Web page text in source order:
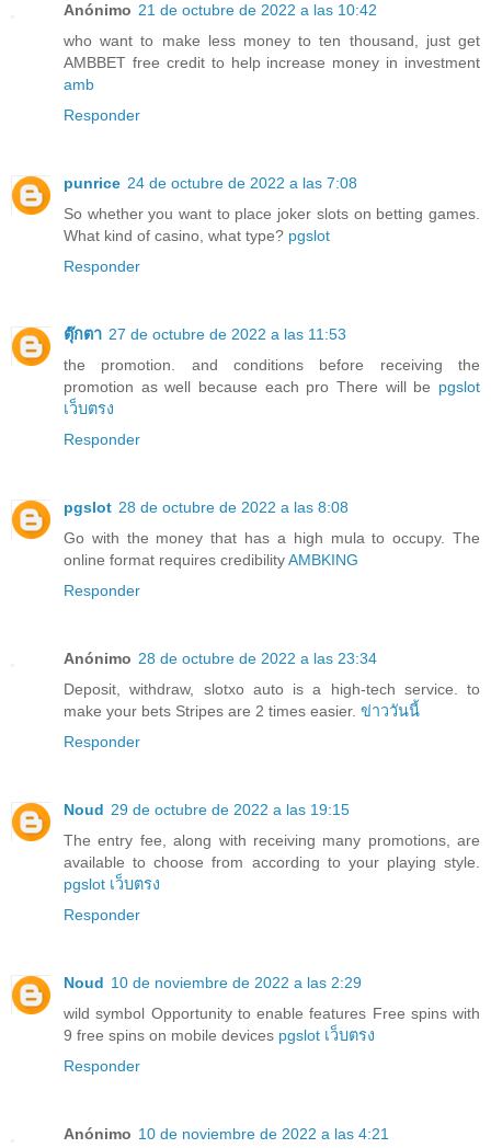
Anónimo 21 de octubre de 2022 a las 10:42
who want to make less money to ten thousand, just get
AMBBET free credit to help increase money in investment
amb
Responder
punrice 24 de octubre de 2022 a las 7:08
So whether you want to place joker slots on betting games.
What kind of casino, what type? pgslot
Responder
ตุ๊กตา 27 de octubre de 2022 a las 11:53
the promotion. and conditions before receiving the
promotion as well because each pro There will be pgslot
เว็บตรง
Responder
pgslot 28 de octubre de 2022 a las 8:08
Go with the money that has a high mula to occupy. The
online format requires credibilityAMBKING
Responder
Anónimo 28 de octubre de 2022 a las 23:34
Deposit, withdraw, slotxo auto is a high-tech service. to
make your bets Stripes are 2 times easier. ข่าววันนี้
Responder
Noud 29 de octubre de 2022 a las 19:15
The entry fee, along with receiving many promotions, are
available to choose from according to your playing style.
pgslot เว็บตรง
Responder
Noud 10 de noviembre de 2022 a las 2:29
wild symbol Opportunity to enable features Free spins with
9 free spins on mobile devices pgslot เว็บตรง
Responder
Anónimo 10 de noviembre de 2022 a las 4:21